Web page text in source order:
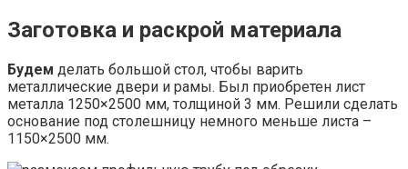
Заготовка и раскрой материала
Будем делать большой стол, чтобы варить
металлические двери и рамы. Был приобретен лист
металла 1250×2500 мм, толщиной 3 мм. Решили сделать
основание под столешницу немного меньше листа –
1150×2500 мм.